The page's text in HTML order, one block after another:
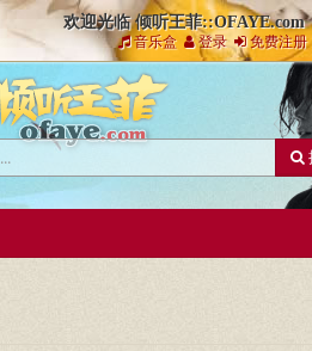
欢迎光临 倾听王菲::OFAYE.com
音乐盒 登录 免费注册